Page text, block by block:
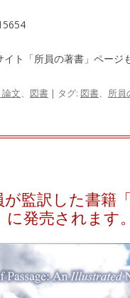
イト「所員の著書」ペー
文、 図書 | タグ: 図書、 所員
が監訳した書籍
発売されます。